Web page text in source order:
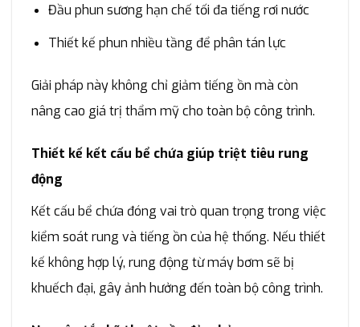
Đầu phun sương hạn chế tối đa tiếng rơi nước
Thiết kế phun nhiều tầng để phân tán lực
Giải pháp này không chỉ giảm tiếng ồn mà còn
nâng cao giá trị thẩm mỹ cho toàn bộ công trình.
Thiết kế kết cấu bể chứa giúp triệt tiêu rung
động
Kết cấu bể chứa đóng vai trò quan trọng trong việc
kiểm soát rung và tiếng ồn của hệ thống. Nếu thiết
kế không hợp lý, rung động từ máy bơm sẽ bị
khuếch đại, gây ảnh hưởng đến toàn bộ công trình.